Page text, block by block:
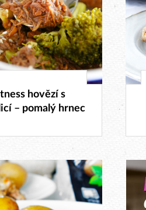
27. 2. 2018
hovězí s
– pomalý hrnec